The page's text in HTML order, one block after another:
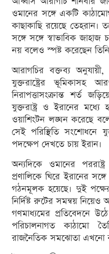
ওমানের সঙ্গে একটি
কাছাকাছি রয়েছে তেহরান।
সঙ্গে সঙ্গে স্বাভাবিক
নয় বলেও স্পষ্ট করেছেন
আরাগচির বক্তব্য অনুযায়ী,
যুক্তরাষ্ট্রের ভূমিকাসহ
নিরাপত্তাসংক্রান্ত শর্ত
যুক্তরাষ্ট্র ও ইরানের
ওয়াশিংটন লঙ্ঘন করেছে
সেই পরিস্থিতি সংশোধনে
পদক্ষেপ দেখতে চায় ইরান।
অন্যদিকে ওমানের
প্রণালিকে ঘিরে ইরানের
গঠনমূলক হয়েছে। দুই
নির্দিষ্ট রুটের সমন্বয়
গণমাধ্যমের প্রতিবেদনে
পরিচালনাগত কাঠামো
রাজনৈতিক সমঝোতা এখনো